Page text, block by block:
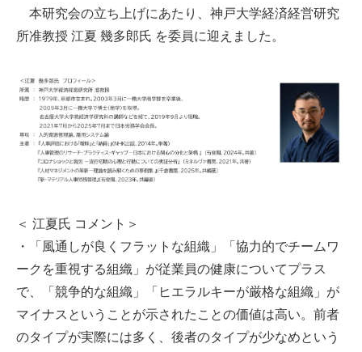
本研究会の立ち上げにあたり、神戸大学経済経営研究
所准教授 江夏 幾多郎氏 を委員に迎えました。
＜ 江夏氏 コメント＞
・「風通しが良くフラットな組織」「協力的でチームワ
ークを重視する組織」が従業員の健康についてプラス
で、「競争的な組織」「ヒエラルキーが厳格な組織」が
マイナスということが示されたことの価値は高い。前者
のタイプが実際には多く、後者のタイプが少なめという